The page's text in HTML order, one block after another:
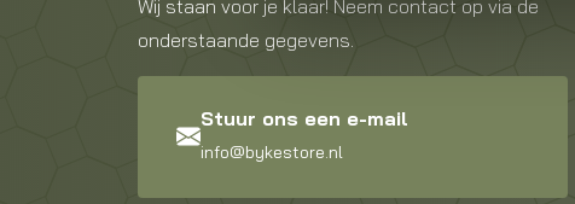
Wij staan voor je klaar! Neem contact op via de
onderstaande gegevens.
Stuur ons een e-mail
info@bykestore.nl